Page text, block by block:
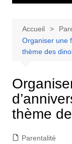
Accueil
Organiser une
thème des
thème
Parentalité